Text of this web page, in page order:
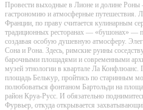
Провести выходные в Лионе и долине
гастрономию и атмосферные путешествия.
Франции, по праву считается кулинарным
традиционных ресторанах — «бушонах» —
создавая особую душевную атмосферу.
Сона и Рона. Здесь, римские руины
барочными площадями и современными
музей этнологии в квартале Ла Конфлюанс.
площадь Белькур, пройтись по старинным
полюбоваться фонтаном Бартольди на
район Круа-Русс. И обязательно
Фурвьер, откуда открывается